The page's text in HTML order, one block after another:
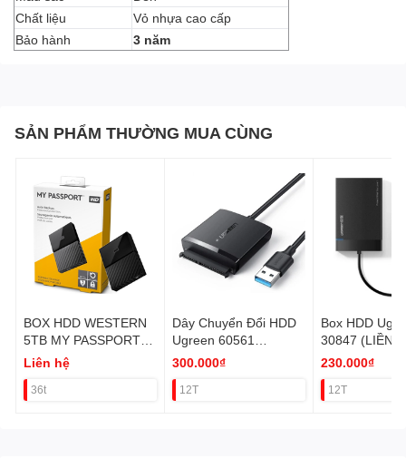
Chất liệu
Vỏ nhựa cao cấp
Bảo hành
3 năm
SẢN PHẨM THƯỜNG MUA CÙNG
BOX HDD WESTERN
5TB MY PASSPORT
2.5' USB 3.0 Chính
hãng VAT
Liên hệ
36t
Dây Chuyển Đổi HDD
Ugreen 60561
2.5"+3.5" không kèm
VAT
300.000₫
12T
Box HDD
30847 (LIỀN
230.000₫
12T